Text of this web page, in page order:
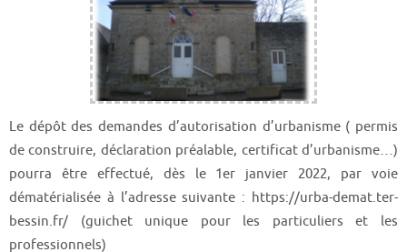
Le dépôt des demandes d’autorisation d’urbanisme ( permis
de construire, déclaration préalable, certificat d’urbanisme…)
pourra être effectué, dès le 1er janvier 2022, par voie
dématérialisée à l’adresse suivante : https://urba-demat.ter-
bessin.fr/ (guichet unique pour les particuliers et les
professionnels)